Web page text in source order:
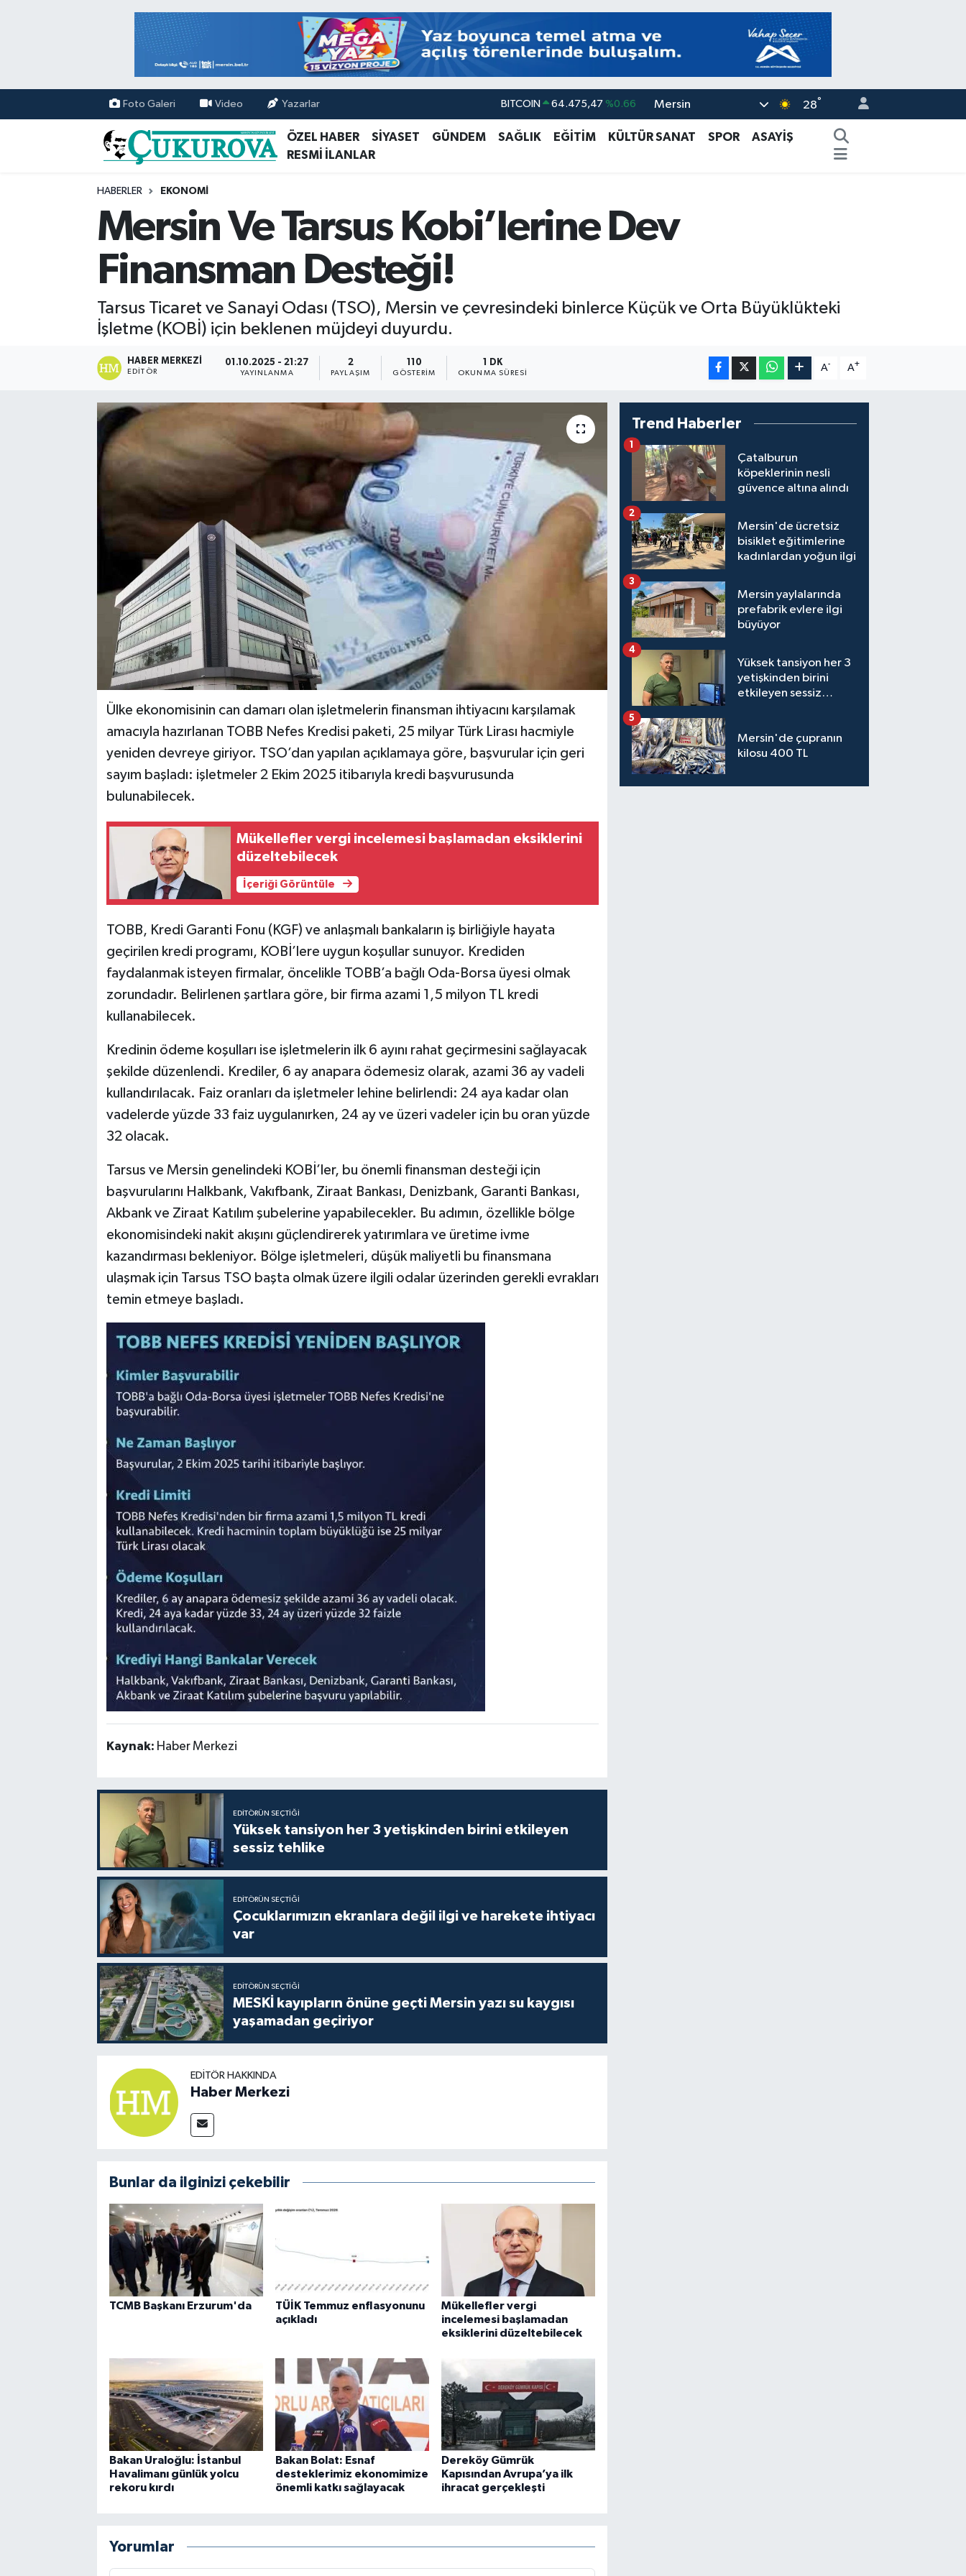
Foto Galeri Video Yazarlar DOLAR 47,5971 %0.05
EURO 55,1336 %0.18
BİST100
BITCOIN 64.475,47 %0.66
Mersin 28°
ÖZEL HABER SİYASET GÜNDEM SAĞLIK EĞİTİM KÜLTÜR SANAT SPOR
ASAYİŞ
RESMİ İLANLAR
HABERLER EKONOMİ
Mersin Ve Tarsus Kobi’lerine Dev
Finansman Desteği!
Tarsus Ticaret ve Sanayi Odası (TSO), Mersin ve çevresindeki binlerce Küçük ve Orta Büyüklükteki
İşletme (KOBİ) için beklenen müjdeyi duyurdu.
HABER MERKEZI
EDITÖR
01.10.2025 - 21:27
YAYINLANMA
2
PAYLAŞIM
110
GÖSTERIM
1 DK
OKUNMA SÜRESI
A- A+
Ülke ekonomisinin can damarı olan işletmelerin finansman ihtiyacını karşılamak
amacıyla hazırlanan TOBB Nefes Kredisi paketi, 25 milyar Türk Lirası hacmiyle
yeniden devreye giriyor. TSO’dan yapılan açıklamaya göre, başvurular için geri
sayım başladı: işletmeler 2 Ekim 2025 itibarıyla kredi başvurusunda
bulunabilecek.
Mükellefler vergi incelemesi başlamadan eksiklerini
düzeltebilecek
İçeriği Görüntüle
TOBB, Kredi Garanti Fonu (KGF) ve anlaşmalı bankaların iş birliğiyle hayata
geçirilen kredi programı, KOBİ’lere uygun koşullar sunuyor. Krediden
faydalanmak isteyen firmalar, öncelikle TOBB’a bağlı Oda-Borsa üyesi olmak
zorundadır. Belirlenen şartlara göre, bir firma azami 1,5 milyon TL kredi
kullanabilecek.
Kredinin ödeme koşulları ise işletmelerin ilk 6 ayını rahat geçirmesini sağlayacak
şekilde düzenlendi. Krediler, 6 ay anapara ödemesiz olarak, azami 36 ay vadeli
kullandırılacak. Faiz oranları da işletmeler lehine belirlendi: 24 aya kadar olan
vadelerde yüzde 33 faiz uygulanırken, 24 ay ve üzeri vadeler için bu oran yüzde
32 olacak.
Tarsus ve Mersin genelindeki KOBİ’ler, bu önemli finansman desteği için
başvurularını Halkbank, Vakıfbank, Ziraat Bankası, Denizbank, Garanti Bankası,
Akbank ve Ziraat Katılım şubelerine yapabilecekler. Bu adımın, özellikle bölge
ekonomisindeki nakit akışını güçlendirerek yatırımlara ve üretime ivme
kazandırması bekleniyor. Bölge işletmeleri, düşük maliyetli bu finansmana
ulaşmak için Tarsus TSO başta olmak üzere ilgili odalar üzerinden gerekli evrakları
temin etmeye başladı.
Kaynak: Haber Merkezi
EDITÖRÜN SEÇTIĞI
Yüksek tansiyon her 3 yetişkinden birini etkileyen
sessiz tehlike
EDITÖRÜN SEÇTIĞI
Çocuklarımızın ekranlara değil ilgi ve harekete ihtiyacı
var
EDITÖRÜN SEÇTIĞI
MESKİ kayıpların önüne geçti Mersin yazı su kaygısı
yaşamadan geçiriyor
EDITÖR HAKKINDA
Haber Merkezi
Bunlar da ilginizi çekebilir
TCMB Başkanı Erzurum'da
TÜİK Temmuz enflasyonunu
açıkladı
Mükellefler vergi
incelemesi başlamadan
eksiklerini düzeltebilecek
Bakan Uraloğlu: İstanbul
Havalimanı günlük yolcu
rekoru kırdı
Bakan Bolat: Esnaf
desteklerimiz ekonomimize
önemli katkı sağlayacak
Dereköy Gümrük
Kapısından Avrupa’ya ilk
ihracat gerçekleşti
Yorumlar
Trend Haberler
Çatalburun
köpeklerinin nesli
güvence altına alındı
1
Mersin'de ücretsiz
bisiklet eğitimlerine
kadınlardan yoğun ilgi
2
Mersin yaylalarında
prefabrik evlere ilgi
büyüyor
3
Yüksek tansiyon her 3
yetişkinden birini
etkileyen sessiz
4
Mersin'de çupranın
kilosu 400 TL
5
Mersin Nöbetçi Eczaneler
Mersin Hava Durumu
Mersin Namaz Vakitleri
Mersin Trafik Yoğunluk Haritası
Tüm Manşetler
Son Dakika Haberleri
Haber Arşivi